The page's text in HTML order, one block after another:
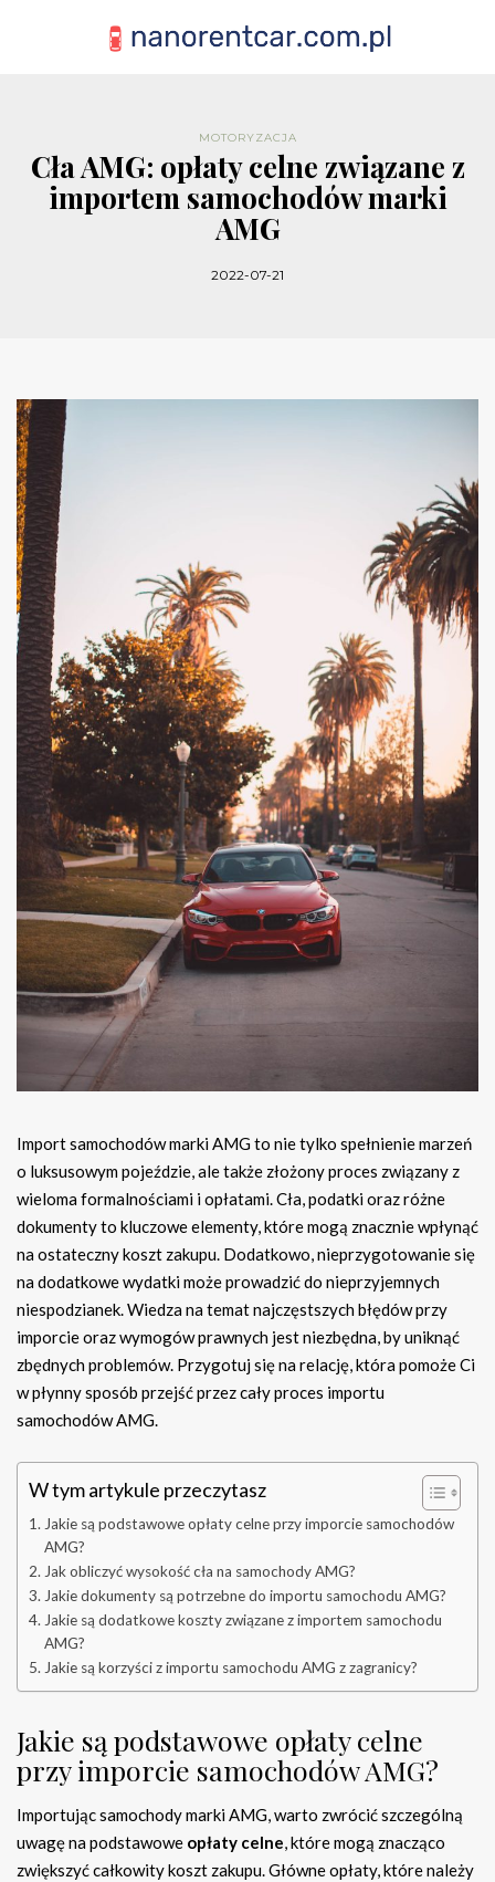
MOTORYZACJA
Cła AMG: opłaty celne związane z
importem samochodów marki
AMG
2022-07-21
Import samochodów marki AMG to nie tylko spełnienie marzeń
o luksusowym pojeździe, ale także złożony proces związany z
wieloma formalnościami i opłatami. Cła, podatki oraz różne
dokumenty to kluczowe elementy, które mogą znacznie wpłynąć
na ostateczny koszt zakupu. Dodatkowo, nieprzygotowanie się
na dodatkowe wydatki może prowadzić do nieprzyjemnych
niespodzianek. Wiedza na temat najczęstszych błędów przy
imporcie oraz wymogów prawnych jest niezbędna, by uniknąć
zbędnych problemów. Przygotuj się na relację, która pomoże Ci
w płynny sposób przejść przez cały proces importu
samochodów AMG.
W tym artykule przeczytasz
Jakie są podstawowe opłaty celne przy imporcie samochodów
AMG?
Jak obliczyć wysokość cła na samochody AMG?
Jakie dokumenty są potrzebne do importu samochodu AMG?
Jakie są dodatkowe koszty związane z importem samochodu
AMG?
Jakie są korzyści z importu samochodu AMG z zagranicy?
Jakie są podstawowe opłaty celne
przy imporcie samochodów AMG?
Importując samochody marki AMG, warto zwrócić szczególną
uwagę na podstawowe opłaty celne, które mogą znacząco
zwiększyć całkowity koszt zakupu. Główne opłaty, które należy